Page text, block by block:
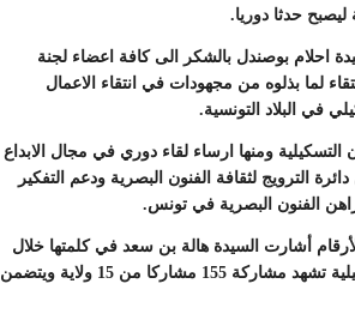
ليصبح حدثا دوريا.
احلام بوصندل بالشكر الى كافة اعضاء لجنة
لما بذلوه من مجهودات في انتقاء الاعمال
في البلاد التونسية.
ومنها ارساء لقاء دوري في مجال الابداع
الترويج لثقافة الفنون البصرية ودعم التفكير
الفنون البصرية في تونس.
أشارت السيدة هالة بن سعد في كلمتها خلال
الندوة الصحفية الى أن الدورة الثانية من الملتقى الوطني للفنون التشكيلية تشهد مشاركة 155 مشاركا من 15 ولاية ويتضمن